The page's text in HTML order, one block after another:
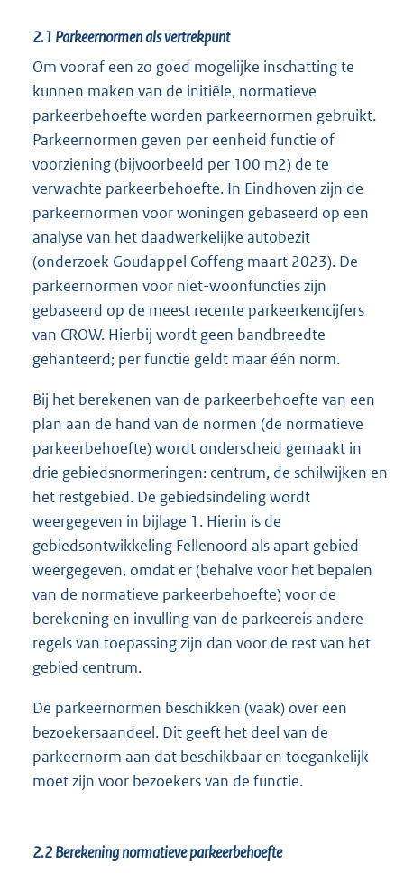
2.1 Parkeernormen als vertrekpunt
Om vooraf een zo goed mogelijke inschatting te
kunnen maken van de initiële, normatieve
parkeerbehoefte worden parkeernormen gebruikt.
Parkeernormen geven per eenheid functie of
voorziening (bijvoorbeeld per 100 m2) de te
verwachte parkeerbehoefte. In Eindhoven zijn de
parkeernormen voor woningen gebaseerd op een
analyse van het daadwerkelijke autobezit
(onderzoek Goudappel Coffeng maart 2023). De
parkeernormen voor niet-woonfuncties zijn
gebaseerd op de meest recente parkeerkencijfers
van CROW. Hierbij wordt geen bandbreedte
gehanteerd; per functie geldt maar één norm.
Bij het berekenen van de parkeerbehoefte van een
plan aan de hand van de normen (de normatieve
parkeerbehoefte) wordt onderscheid gemaakt in
drie gebiedsnormeringen: centrum, de schilwijken en
het restgebied. De gebiedsindeling wordt
weergegeven in bijlage 1. Hierin is de
gebiedsontwikkeling Fellenoord als apart gebied
weergegeven, omdat er (behalve voor het bepalen
van de normatieve parkeerbehoefte) voor de
berekening en invulling van de parkeereis andere
regels van toepassing zijn dan voor de rest van het
gebied centrum.
De parkeernormen beschikken (vaak) over een
bezoekersaandeel. Dit geeft het deel van de
parkeernorm aan dat beschikbaar en toegankelijk
moet zijn voor bezoekers van de functie.
2.2Berekening normatieve parkeerbehoefte